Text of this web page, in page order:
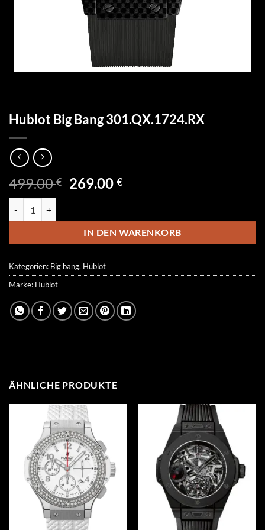
Hublot Big Bang 301.QX.1724.RX
499.00€ Ursprünglicher
499.00 €
269.00€Aktueller
269.00 €.
IN DEN WARENKORB
Kategorien: Big bang, Hublot
Marke: Hublot
ÄHNLICHE PRODUKTE